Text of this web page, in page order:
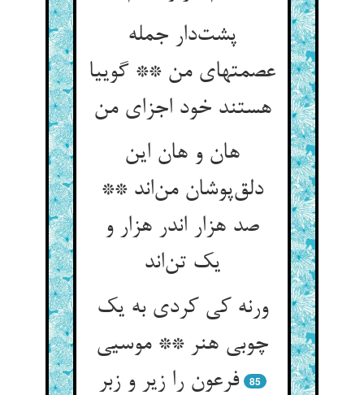
پشت‌دار جمله
عصمتهای من ** گوییا
هستند خود اجزای من
هان و هان این
دلق‌پوشان من‌اند **
صد هزار اندر هزار و
یک تن‌اند
ورنه کی کردی به یک
چوبی هنر ** موسیی
فرعون را زیر و زبر
85